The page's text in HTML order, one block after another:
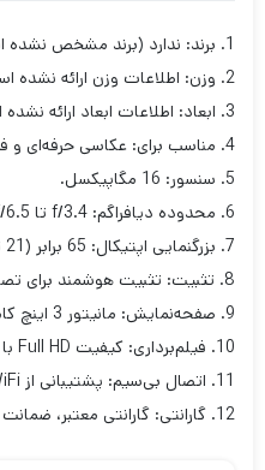
1. برند: ندارد (برند مشخص نشده است).
2. وزن: اطلاعات وزن ارائه نشده است.
3. ابعاد: اطلاعات ابعاد ارائه نشده است.
4. مناسب برای: عکاسی حرفه‌ای و فیلم‌برداری با کیفیت بالا.
5. سنسور: 16 مگاپیکسل.
6. محدوده دیافراگم: f/3.4 تا f/6.5.
7. بزرگنمایی اپتیکال: 65 برابر (21 تا 1365 میلی‌متر).
8. تثبیت: تثبیت هوشمند برای تصاویر و فیلم‌ها.
9. صفحه‌نمایش: مانیتور 3 اینچ کاملاً متحرک.
10. فیلم‌برداری: کیفیت Full HD با سرعت 60 فریم در ثانیه.
11. اتصال بی‌سیم: پشتیبانی از WiFi و NFC.
12. گارانتی: گارانتی معتبر، ضمانت اصالت و سلامت کالا.